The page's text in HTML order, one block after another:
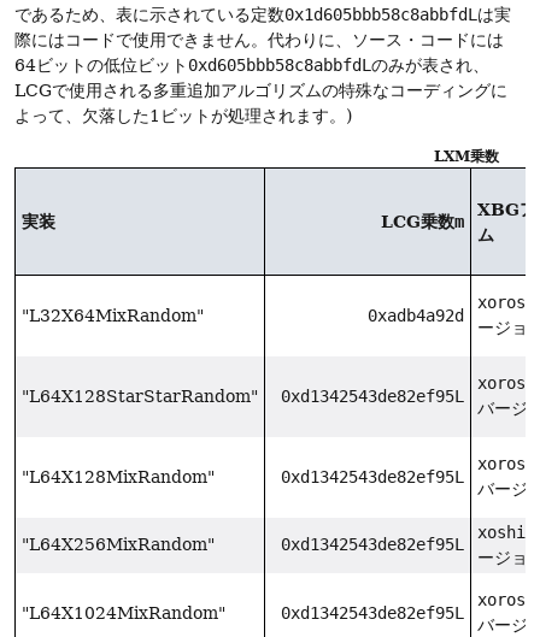
であるため、表に示されている定数0x1d605bbb58c8abbfdL は実
際にはコードで使用できません。代わりに、ソース・コードには
64ビットの低位ビット 0xd605bbb58c8abbfdL のみが表され、
LCGで使用される多重追加アルゴリズムの特殊なコーディングに
よって、欠落した1ビットが処理されます。)
LXM乗数
実装 LCG乗数m
XBGア
ム
"L32X64MixRandom" 0xadb4a92d
ージョ
"L64X128StarStarRandom" 0xd1342543de82ef95L
バージ
"L64X128MixRandom" 0xd1342543de82ef95L
バージ
"L64X256MixRandom" 0xd1342543de82ef95L
ージョ
"L64X1024MixRandom" 0xd1342543de82ef95L
バージ